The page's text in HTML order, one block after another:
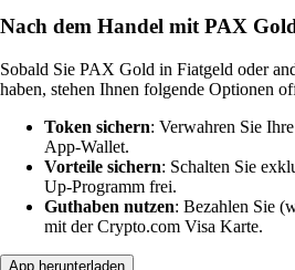
Nach dem Handel mit PAX
Sobald Sie PAX Gold in Fiatgeld oder
haben, stehen Ihnen folgende Optionen
Token sichern: Verwahren Sie
App-Wallet.
Vorteile sichern: Schalten Sie
Up-Programm frei.
Guthaben nutzen: Bezahlen Sie
mit der Crypto.com Visa Karte.
App herunterladen